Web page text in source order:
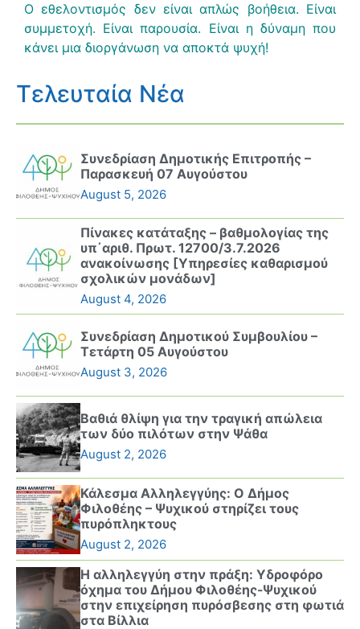
Ο εθελοντισμός δεν είναι απλώς βοήθεια. Είναι
συμμετοχή. Είναι παρουσία. Είναι η δύναμη που
κάνει μια διοργάνωση να αποκτά ψυχή!
Τελευταία Νέα
Συνεδρίαση Δημοτικής Επιτροπής –
Παρασκευή 07 Αυγούστου
August 5, 2026
Πίνακες κατάταξης – βαθμολογίας της
υπ΄αριθ. Πρωτ. 12700/3.7.2026
ανακοίνωσης [Υπηρεσίες καθαρισμού
σχολικών μονάδων]
August 4, 2026
Συνεδρίαση Δημοτικού Συμβουλίου –
Τετάρτη 05 Αυγούστου
August 3, 2026
Βαθιά θλίψη για την τραγική απώλεια
των δύο πιλότων στην Ψάθα
August 2, 2026
Κάλεσμα Αλληλεγγύης: Ο Δήμος
Φιλοθέης – Ψυχικού στηρίζει τους
πυρόπληκτους
August 2, 2026
Η αλληλεγγύη στην πράξη: Υδροφόρο
όχημα του Δήμου Φιλοθέης-Ψυχικού
στην επιχείρηση πυρόσβεσης στη φωτιά
στα Βίλλια